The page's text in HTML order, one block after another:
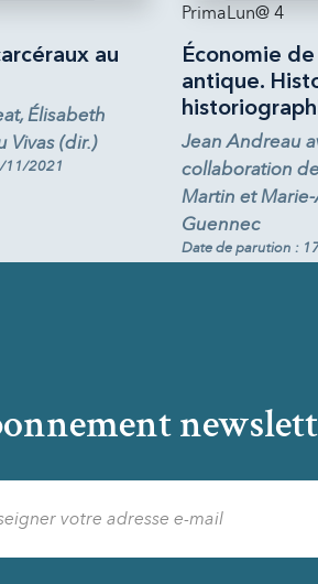
au
Élisabeth
Vivas (dir.)
11/2021
PrimaLun@ 4
Économie
antique.
Jean Andreau
collaboration
Martin et
Guennec
Date de parution :